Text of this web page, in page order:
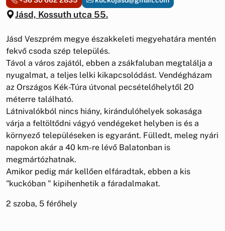
Jásd, Kossuth utca 55.
Jásd Veszprém megye északkeleti megyehatára mentén
fekvő csoda szép település.
Távol a város zajától, ebben a zsákfaluban megtalálja a
nyugalmat, a teljes lelki kikapcsolódást. Vendégházam
az Országos Kék-Túra útvonal pecsételőhelytől 20
méterre található.
Látnivalókból nincs hiány, kirándulóhelyek sokasága
várja a feltöltődni vágyó vendégeket helyben is és a
környező településeken is egyaránt. Fülledt, meleg nyári
napokon akár a 40 km-re lévő Balatonban is
megmártózhatnak.
Amikor pedig már kellően elfáradtak, ebben a kis
"kuckóban " kipihenhetik a fáradalmakat.
2 szoba, 5 férőhely